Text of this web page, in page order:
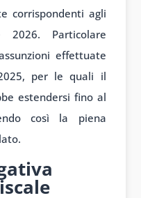
corrispondenti agli
Particolare
effettuate
per le quali il
estendersi fino al
così la piena